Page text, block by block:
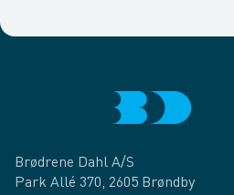
Brødrene Dahl A/S
Park Allé 370, 2605 Brøndby